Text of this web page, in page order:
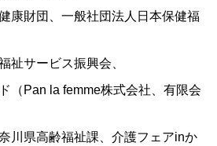
康財団、一般社団法人日本保健福
祉サービス振興会、
（Pan la femme株式会社、有限会
川県高齢福祉課、介護フェアinか